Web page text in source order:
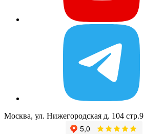
Москва, ул. Нижегородская д. 104 стр.9